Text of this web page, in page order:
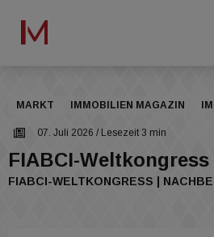
MARKT IMMOBILIEN MAGAZIN
07. Juli 2026 / Lesezeit 3 min
FIABCI-
FIABCI-WELTKONGRESS |